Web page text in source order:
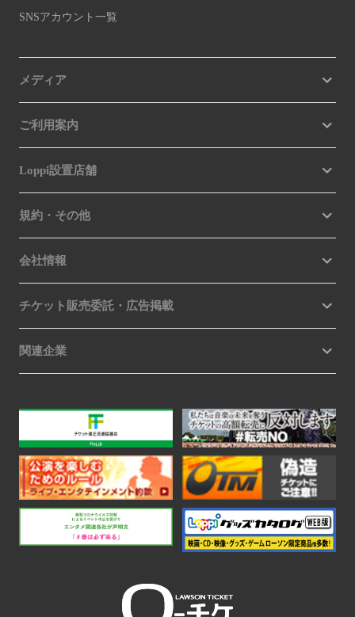
SNSアカウント一覧
メディア
ご利用案内
Loppi設置店舗
規約・その他
会社情報
チケット販売委託・広告掲載
関連企業